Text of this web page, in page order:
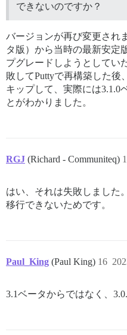
できないのですか？
バージョンが再び変更され
タ版）から当時の最新安定
プグレードしようとしてい
敗してPuttyで再構築した後
キップして、実際には3.1.0
とがわかりました。
RGJ (Richard - Communiteq)
はい、それは失敗しました
移行できないためです。
Paul_King (Paul King) 16
3.1ベータからではなく、